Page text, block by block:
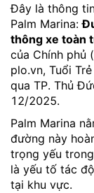
Đây là thông
Palm Marina:
thông xe toàn
của Chính phủ
plo.vn, Tuổi
qua TP. Thủ
12/2025.
Palm Marina
đường này
trọng yếu
là yếu tố tác
tại khu vực.